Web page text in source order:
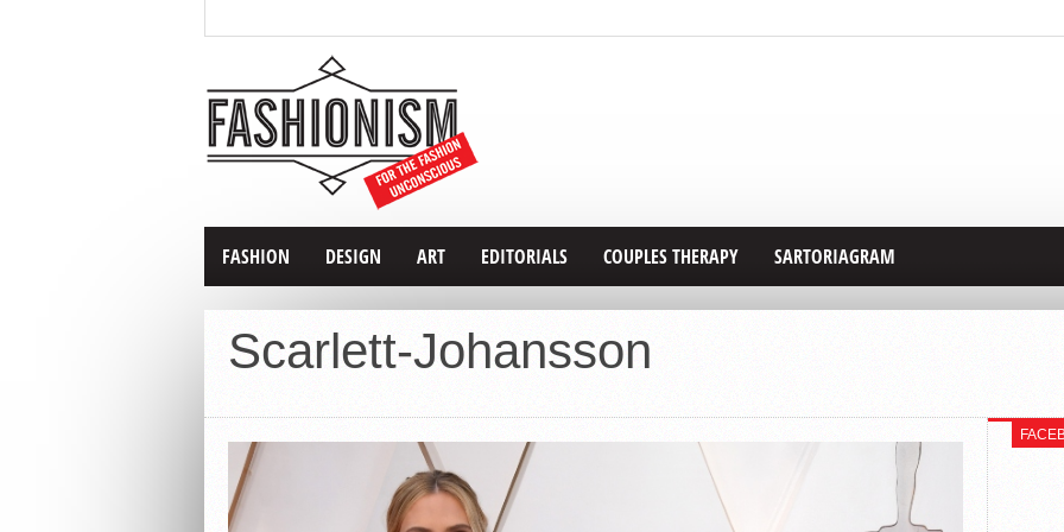
FASHION DESIGN ART EDITORIALS COUPLES THERAPY SARTORIAGRAM
Scarlett-Johansson